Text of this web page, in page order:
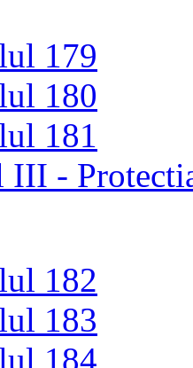
179
180
181
III -
182
183
184